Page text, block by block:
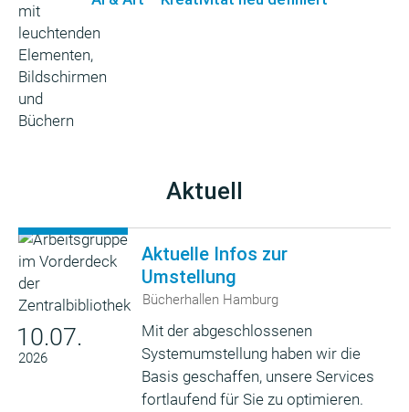
Aktuell
10.07.
2026
Aktuelle Infos zur
Umstellung
Bücherhallen Hamburg
Mit der abgeschlossenen
Systemumstellung haben wir die
Basis geschaffen, unsere Services
fortlaufend für Sie zu optimieren.